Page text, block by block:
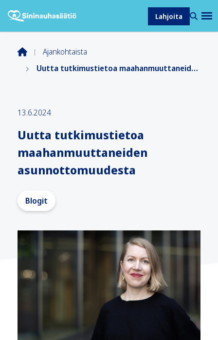
Lahjoita
Ajankohtaista
Uutta tutkimustietoa maahanmuuttaneiden asunnottomuudesta
13.6.2024
Uutta tutkimustietoa
maahanmuuttaneiden
asunnottomuudesta
Blogit